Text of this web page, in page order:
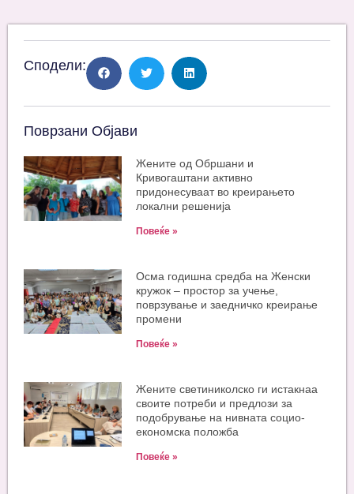
Сподели:
Поврзани Објави
Жените од Обршани и
Кривогаштани активно
придонесуваат во креирањето
локални решенија
Повеќе »
Oсма годишна средба на Женски
кружок – простор за учење,
поврзување и заедничко креирање
промени
Повеќе »
Жените светиниколско ги истакнаа
своите потреби и предлози за
подобрување на нивната социо-
економска положба
Повеќе »